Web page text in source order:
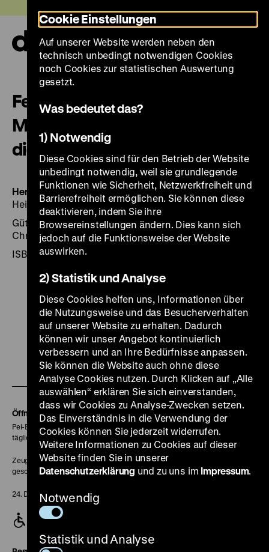
zum
Seiteninhalt
springen
Feste und Bräuche aus
Mittelalter und Renaissance:
die Augsburger Monatsbilder
Herausgegeben von:Red.: Christina Langner. Textbeitr.:
Heinrich Dormeier ...
Gütersloh/München 2007, 224 Seiten: zahlr. Ill.,
Chronik-Verlag
ISBN 978-3-577-14375-2
Zu
unserer
Instagram
Seite
Zu
unserer
YouTube
Seite
Zu
unserer
Facebook
Seite
Zu
unserer
LinkedIn
Seite
Seite
Zu
unserer
Soundcloud
Seite
Öffnungszeiten
Pei-Bau:
täglich 10-18 Uhr
Zeughaus:
geschlossen
24. Dezember geschlossen
Cookie Einstellungen
Auf unserer Website werden neben den
technisch unbedingt notwendigen Cookies
noch Cookies zur statistischen Auswertung
gesetzt.
Was bedeutet das?
1) Notwendig
Diese Cookies sind für den Betrieb der Website
unbedingt notwendig, weil sie grundlegende
Funktionen wie Sicherheit, Netzwerkfreiheit und
Barrierefreiheit ermöglichen. Sie können diese
deaktivieren, indem Sie ihre
Browsereinstellungen ändern. Dies kann sich
jedoch auf die Funktionsweise der Website
auswirken.
2) Statistik und Analyse
Diese Cookies helfen uns, Informationen über
die Nutzungsweise und das Besucherverhalten
auf unserer Website zu erhalten. Dadurch
können wir unser Angebot kontinuierlich
verbessern und an Ihre Bedürfnisse anpassen.
Sie können die Website auch ohne diese
Analyse Cookies nutzen. Durch Klicken auf „Alle
auswählen“ erklären Sie sich einverstanden,
dass wir Cookies zu Analyse-Zwecken setzen.
Das Einverständnis in die Verwendung der
Cookies können Sie jederzeit widerrufen.
Weitere Informationen zu Cookies auf dieser
Website finden Sie in unserer
Datenschutzerklärung und zu uns im Impressum.
Notwendig
Statistik und Analyse